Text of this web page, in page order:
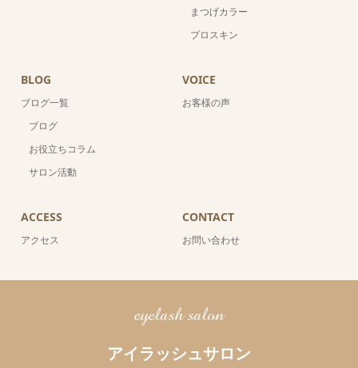
まつげカラー
プロスキン
BLOG
ブログ一覧
ブログ
お役立ちコラム
サロン活動
VOICE
お客様の声
ACCESS
アクセス
CONTACT
お問い合わせ
eyelash salon
アイラッシュサロン